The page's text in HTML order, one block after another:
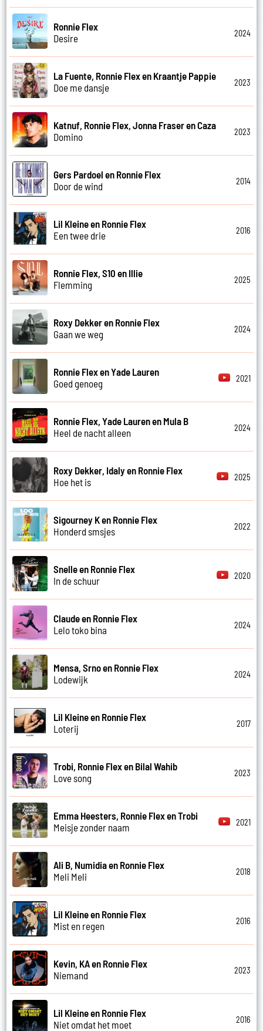
Ronnie Flex
Desire
2024
La Fuente, Ronnie Flex en Kraantje Pappie
Doe me dansje
2023
Katnuf, Ronnie Flex, Jonna Fraser en Caza
Domino
2023
Gers Pardoel en Ronnie Flex
Door de wind
2014
Lil Kleine en Ronnie Flex
Een twee drie
2016
Ronnie Flex, S10 en Illie
Flemming
2025
Roxy Dekker en Ronnie Flex
Gaan we weg
2024
Ronnie Flex en Yade Lauren
Goed genoeg
2021
Ronnie Flex, Yade Lauren en Mula B
Heel de nacht alleen
2024
Roxy Dekker, Idaly en Ronnie Flex
Hoe het is
2025
Sigourney K en Ronnie Flex
Honderd smsjes
2022
Snelle en Ronnie Flex
In de schuur
2020
Claude en Ronnie Flex
Lelo toko bina
2024
Mensa, Srno en Ronnie Flex
Lodewijk
2024
Lil Kleine en Ronnie Flex
Loterij
2017
Trobi, Ronnie Flex en Bilal Wahib
Love song
2023
Emma Heesters, Ronnie Flex en Trobi
Meisje zonder naam
2021
Ali B, Numidia en Ronnie Flex
Meli Meli
2018
Lil Kleine en Ronnie Flex
Mist en regen
2016
Kevin, KA en Ronnie Flex
Niemand
2023
Lil Kleine en Ronnie Flex
Niet omdat het moet
2016